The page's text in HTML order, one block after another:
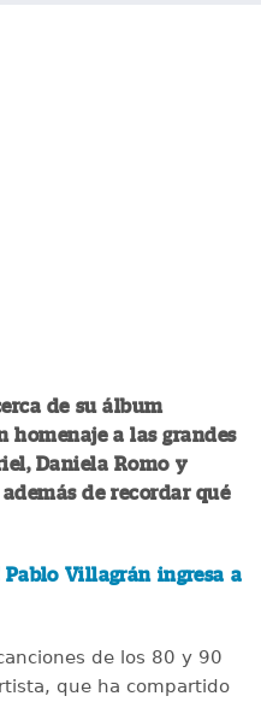
de su álbum
homenaje a las grandes
Daniela Romo y
de recordar qué
Pablo Villagrán ingresa a
de los 80 y 90
que ha compartido